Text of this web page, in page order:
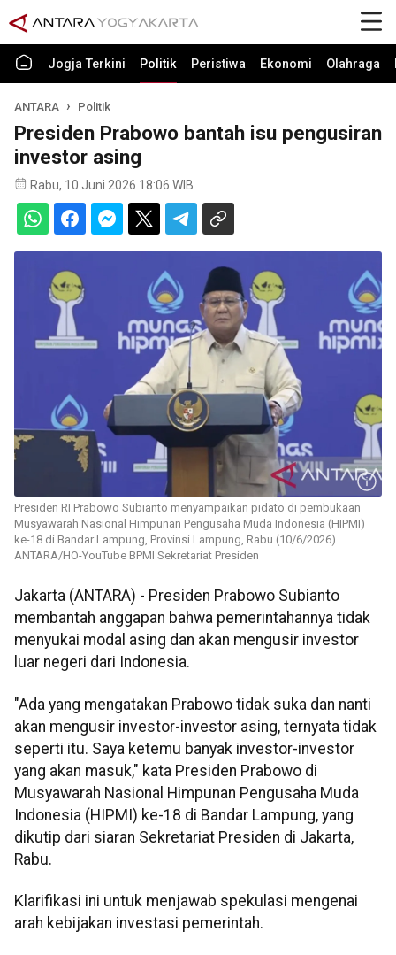
Jogja Terkini Politik Peristiwa Ekonomi Olahraga
ANTARA Politik
Presiden Prabowo bantah isu pengusiran
investor asing
Rabu, 10 Juni 2026 18:06 WIB
Presiden RI Prabowo Subianto menyampaikan pidato di pembukaan
Musyawarah Nasional Himpunan Pengusaha Muda Indonesia (HIPMI)
ke-18 di Bandar Lampung, Provinsi Lampung, Rabu (10/6/2026).
ANTARA/HO-YouTube BPMI Sekretariat Presiden
Jakarta (ANTARA) - Presiden Prabowo Subianto
membantah anggapan bahwa pemerintahannya tidak
menyukai modal asing dan akan mengusir investor
luar negeri dari Indonesia.
"Ada yang mengatakan Prabowo tidak suka dan nanti
akan mengusir investor-investor asing, ternyata tidak
seperti itu. Saya ketemu banyak investor-investor
yang akan masuk," kata Presiden Prabowo di
Musyawarah Nasional Himpunan Pengusaha Muda
Indonesia (HIPMI) ke-18 di Bandar Lampung, yang
dikutip dari siaran Sekretariat Presiden di Jakarta,
Rabu.
Klarifikasi ini untuk menjawab spekulasi mengenai
arah kebijakan investasi pemerintah.